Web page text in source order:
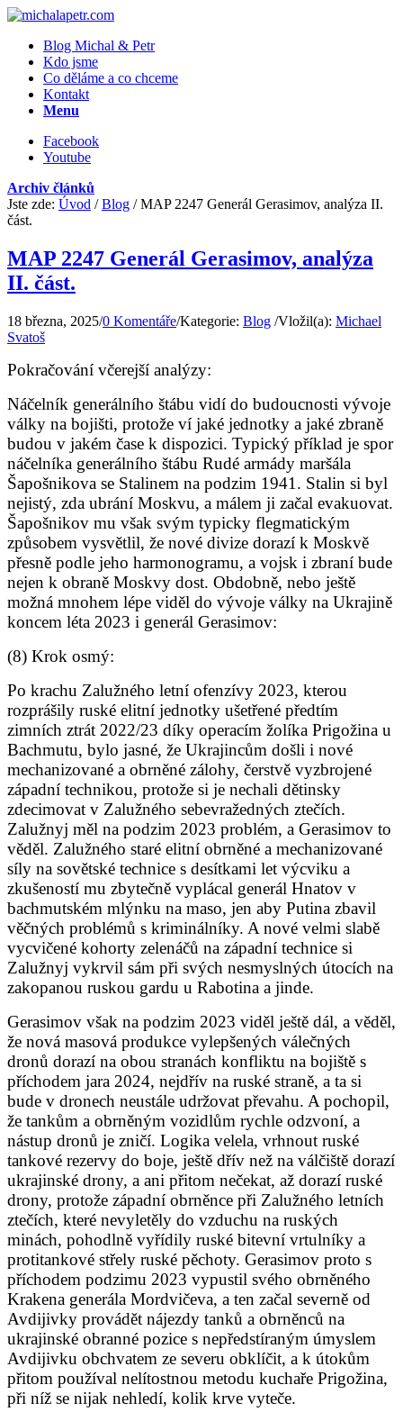
Blog Michal & Petr
Kdo jsme
Co děláme a co chceme
Kontakt
Menu
Facebook
Youtube
Archiv článků
Jste zde: Úvod / Blog / MAP 2247 Generál Gerasimov, analýza II.
část.
MAP 2247 Generál Gerasimov, analýza
II. část.
18 března, 2025/0 Komentáře/Kategorie: Blog /Vložil(a): Michael
Svatoš
Pokračování včerejší analýzy:
Náčelník generálního štábu vidí do budoucnosti vývoje
války na bojišti, protože ví jaké jednotky a jaké zbraně
budou v jakém čase k dispozici. Typický příklad je spor
náčelníka generálního štábu Rudé armády maršála
Šapošnikova se Stalinem na podzim 1941. Stalin si byl
nejistý, zda ubrání Moskvu, a málem ji začal evakuovat.
Šapošnikov mu však svým typicky flegmatickým
způsobem vysvětlil, že nové divize dorazí k Moskvě
přesně podle jeho harmonogramu, a vojsk i zbraní bude
nejen k obraně Moskvy dost. Obdobně, nebo ještě
možná mnohem lépe viděl do vývoje války na Ukrajině
koncem léta 2023 i generál Gerasimov:
(8) Krok osmý:
Po krachu Zalužného letní ofenzívy 2023, kterou
rozprášily ruské elitní jednotky ušetřené předtím
zimních ztrát 2022/23 díky operacím žolíka Prigožina u
Bachmutu, bylo jasné, že Ukrajincům došli i nové
mechanizované a obrněné zálohy, čerstvě vyzbrojené
západní technikou, protože si je nechali dětinsky
zdecimovat v Zalužného sebevražedných ztečích.
Zalužnyj měl na podzim 2023 problém, a Gerasimov to
věděl. Zalužného staré elitní obrněné a mechanizované
síly na sovětské technice s desítkami let výcviku a
zkušeností mu zbytečně vyplácal generál Hnatov v
bachmutském mlýnku na maso, jen aby Putina zbavil
věčných problémů s kriminálníky. A nové velmi slabě
vycvičené kohorty zelenáčů na západní technice si
Zalužnyj vykrvil sám při svých nesmyslných útocích na
zakopanou ruskou gardu u Rabotina a jinde.
Gerasimov však na podzim 2023 viděl ještě dál, a věděl,
že nová masová produkce vylepšených válečných
dronů dorazí na obou stranách konfliktu na bojiště s
příchodem jara 2024, nejdřív na ruské straně, a ta si
bude v dronech neustále udržovat převahu. A pochopil,
že tankům a obrněným vozidlům rychle odzvoní, a
nástup dronů je zničí. Logika velela, vrhnout ruské
tankové rezervy do boje, ještě dřív než na válčiště dorazí
ukrajinské drony, a ani přitom nečekat, až dorazí ruské
drony, protože západní obrněnce při Zalužného letních
ztečích, které nevyletěly do vzduchu na ruských
minách, pohodlně vyřídily ruské bitevní vrtulníky a
protitankové střely ruské pěchoty. Gerasimov proto s
příchodem podzimu 2023 vypustil svého obrněného
Krakena generála Mordvičeva, a ten začal severně od
Avdijivky provádět nájezdy tanků a obrněnců na
ukrajinské obranné pozice s nepředstíraným úmyslem
Avdijivku obchvatem ze severu obklíčit, a k útokům
přitom používal nelítostnou metodu kuchaře Prigožina,
při níž se nijak nehledí, kolik krve vyteče.